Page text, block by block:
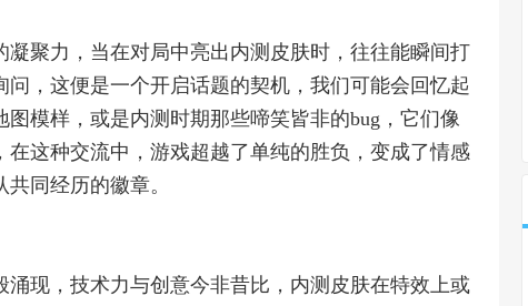
聚力，当在对局中亮出内测皮肤时，往往能瞬间打
，这便是一个开启话题的契机，我们可能会回忆起
模样，或是内测时期那些啼笑皆非的bug，它们像
这种交流中，游戏超越了单纯的胜负，变成了情感
同经历的徽章。
现，技术力与创意今非昔比，内测皮肤在特效上或